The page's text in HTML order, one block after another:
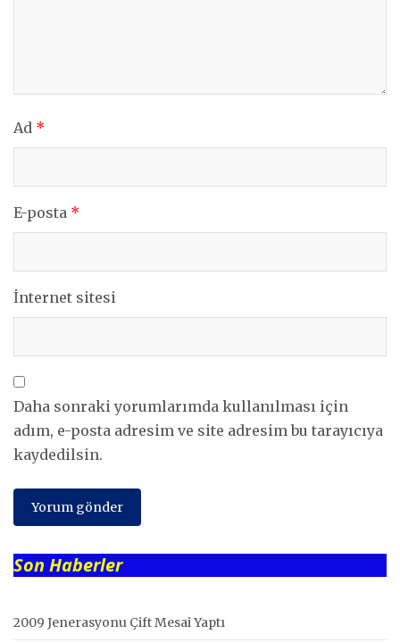
Ad *
E-posta *
İnternet sitesi
Daha sonraki yorumlarımda kullanılması için
adım, e-posta adresim ve site adresim bu tarayıcıya
kaydedilsin.
Son Haberler
2009 Jenerasyonu Çift Mesai Yaptı